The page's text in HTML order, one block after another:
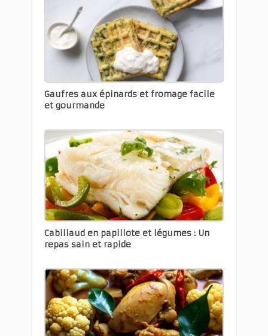
Gaufres aux épinards et fromage facile
et gourmande
Cabillaud en papillote et légumes : Un
repas sain et rapide